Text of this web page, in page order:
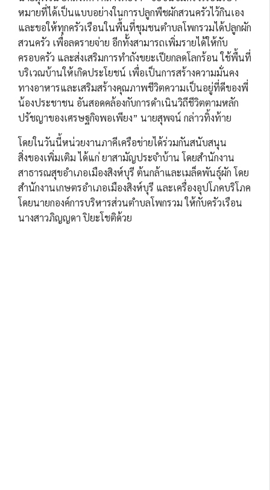
หมายที่ได้เป็นแบบอย่างในการปลูกพืชผักสวนครัวไว้กินเอง
และขอให้ทุกครัวเรือนในพื้นที่ชุมชนตำบลโพกรวมได้ปลูกผัก
สวนครัว เพื่อลดรายจ่าย อีกทั้งสามารถเพิ่มรายได้ให้กับ
ครอบครัว และส่งเสริมการทำถังขยะเปียกลดโลกร้อน ใช้พื้นที่
บริเวณบ้านให้เกิดประโยชน์ เพื่อเป็นการสร้างความมั่นคง
ทางอาหารและเสริมสร้างคุณภาพชีวิตความเป็นอยู่ที่ดีของพี่
น้องประชาชน อันสอดคล้องกับการดำเนินวิถีชีวิตตามหลัก
ปรัชญาของเศรษฐกิจพอเพียง” นายสุพจน์ กล่าวทิ้งท้าย
โดยในวันนี้หน่วยงานภาคีเครือข่ายได้ร่วมกันสนับสนุน
สิ่งของเพิ่มเติม ได้แก่ ยาสามัญประจำบ้าน โดยสำนักงาน
สาธารณสุขอำเภอเมืองสิงห์บุรี ต้นกล้าและเมล็ดพันธุ์ผัก โดย
สำนักงานเกษตรอำเภอเมืองสิงห์บุรี และเครื่องอุปโภคบริโภค
โดยนายกองค์การบริหารส่วนตำบลโพกรวม ให้กับครัวเรือน
นางสาวภิญญดา ปิยะโชติด้วย